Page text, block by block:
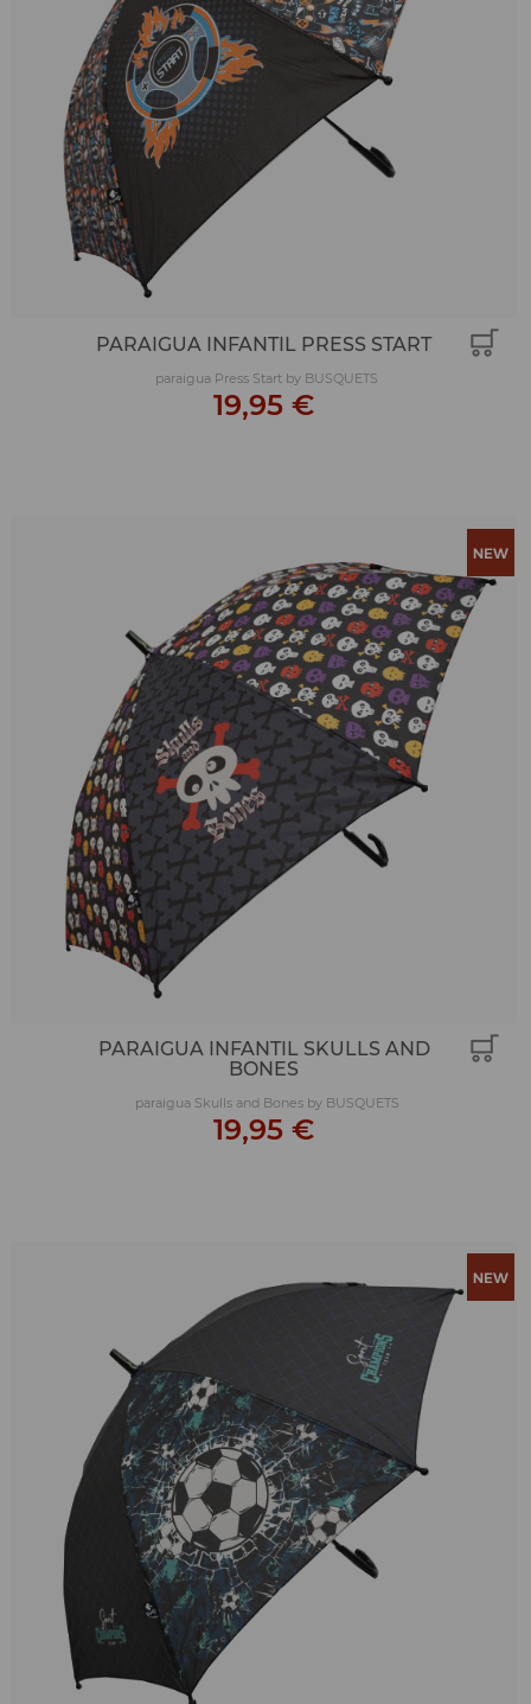
PARAIGUA INFANTIL PRESS START
paraigua Press Start by BUSQUETS
19,95 €
PARAIGUA INFANTIL SKULLS AND
BONES
paraigua Skulls and Bones by BUSQUETS
19,95 €